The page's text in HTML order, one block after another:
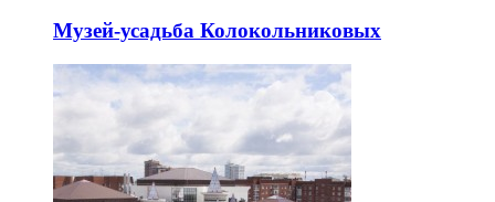
Музей-усадьба Колокольниковых